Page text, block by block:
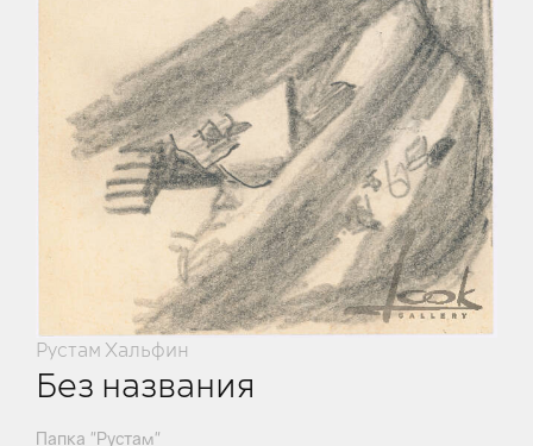
Рустам Хальфин
Без названия
Папка "Рустам"